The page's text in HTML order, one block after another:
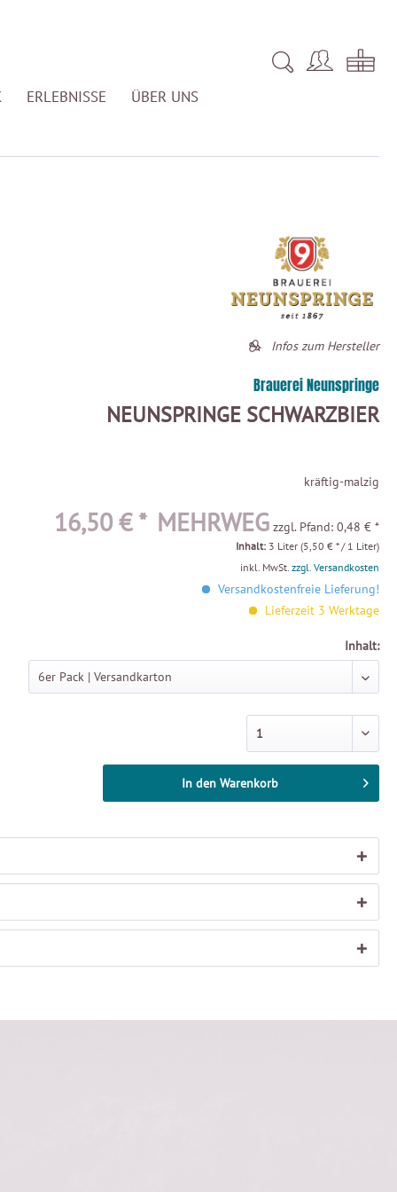
ERLEBNISSE ÜBER UNS
Infos zum Hersteller
Brauerei Neunspringe
NEUNSPRINGE SCHWARZBIER
kräftig-malzig
16,50 € * MEHRWEGzzgl. Pfand: 0,48 € *
Inhalt: 3 Liter (5,50 € * / 1 Liter)
inkl. MwSt. zzgl. Versandkosten
Versandkostenfreie Lieferung!
Lieferzeit 3 Werktage
Inhalt:
In den Warenkorb